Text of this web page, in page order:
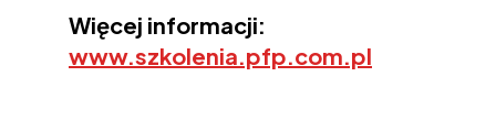
Więcej informacji:
www.szkolenia.pfp.com.pl